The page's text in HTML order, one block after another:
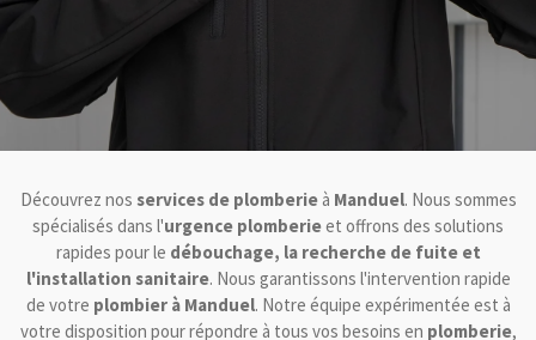
Découvrez nos services de plomberieà Manduel. Nous sommes
spécialisés dans l'urgence plomberieet offrons des solutions
rapides pour le débouchage, la recherche de fuite et
l'installation sanitaire. Nous garantissons l'intervention rapide
de votre plombier à Manduel. Notre équipe expérimentée est à
votre disposition pour répondre à tous vos besoins en plomberie,